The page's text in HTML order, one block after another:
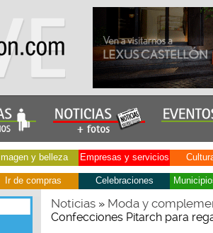
Imagen y belleza Empresas y servicios
Ir de compras Celebraciones
Noticias» Moda y
Confecciones Pitarch para